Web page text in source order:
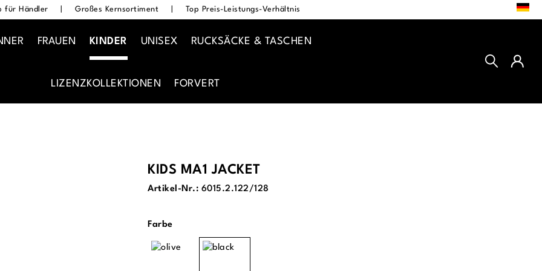
für Händler Großes Kernsortiment Top Preis-Leistungs-Verhältnis
FRAUEN KINDER UNISEX RUCKSÄCKE & TASCHEN
LIZENZKOLLEKTIONEN FORVERT
KIDS MA1 JACKET
Artikel-Nr.: 6015.2.122/128
Farbeauswählen